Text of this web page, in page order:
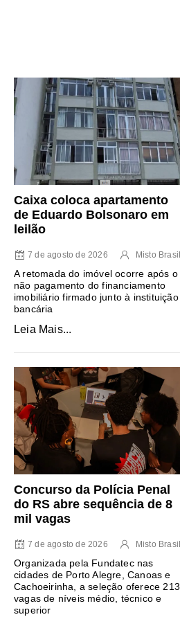
Caixa coloca apartamento
de Eduardo Bolsonaro em
leilão
7 de agosto de 2026 Misto Brasil
A retomada do imóvel ocorre após o
não pagamento do financiamento
imobiliário firmado junto à instituição
bancária
Leia Mais...
Concurso da Polícia Penal
do RS abre sequência de 8
mil vagas
7 de agosto de 2026 Misto Brasil
Organizada pela Fundatec nas
cidades de Porto Alegre, Canoas e
Cachoeirinha, a seleção oferece 213
vagas de níveis médio, técnico e
superior